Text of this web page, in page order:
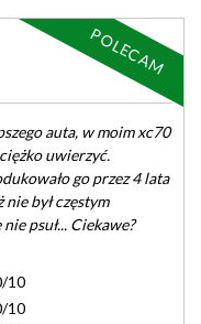
auta, w moim xc70
uwierzyć.
go przez 4 lata
był częstym
psuł... Ciekawe?
10
10
POLECAM